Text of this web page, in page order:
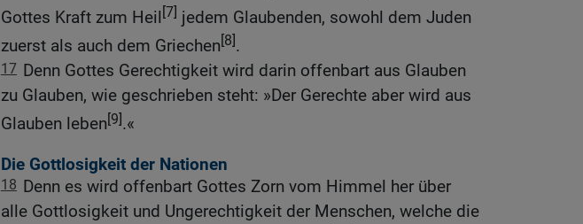
Gottes Kraft zum Heil [7] jedem Glaubenden, sowohl dem Juden
zuerst als auch dem Griechen[8].
17 Denn Gottes Gerechtigkeit wird darin offenbart aus Glauben
zu Glauben, wie geschrieben steht: »Der Gerechte aber wird aus
Glauben leben[9].«
Die Gottlosigkeit der Nationen
18 Denn es wird offenbart Gottes Zorn vom Himmel her über
alle Gottlosigkeit und Ungerechtigkeit der Menschen, welche die